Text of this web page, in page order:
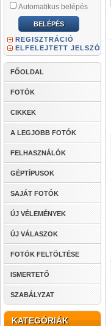
Automatikus belépés
REGISZTRÁCIÓ
ELFELEJTETT JELSZÓ
FŐOLDAL
FOTÓK
CIKKEK
A LEGJOBB FOTÓK
FELHASZNÁLÓK
GÉPTÍPUSOK
SAJÁT FOTÓK
ÚJ VÉLEMÉNYEK
ÚJ VÁLASZOK
FOTÓK FELTÖLTÉSE
ISMERTETŐ
SZABÁLYZAT
KATEGÓRIÁK